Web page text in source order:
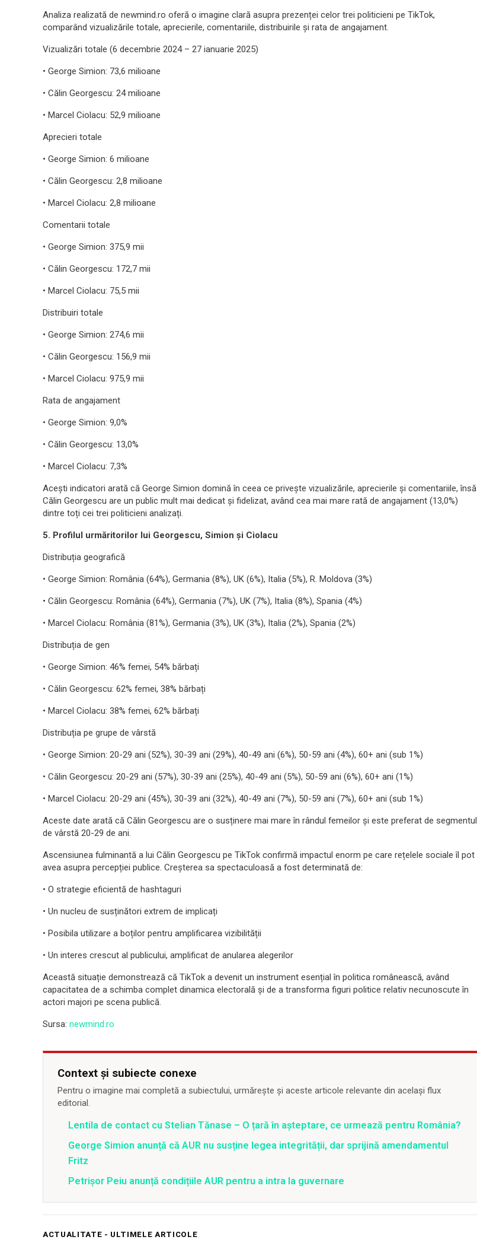
Analiza realizată de newmind.ro oferă o imagine clară asupra prezenței celor trei politicieni pe TikTok,
comparând vizualizările totale, aprecierile, comentariile, distribuirile și rata de angajament.
Vizualizări totale (6 decembrie 2024 – 27 ianuarie 2025)
• George Simion: 73,6 milioane
• Călin Georgescu: 24 milioane
• Marcel Ciolacu: 52,9 milioane
Aprecieri totale
• George Simion: 6 milioane
• Călin Georgescu: 2,8 milioane
• Marcel Ciolacu: 2,8 milioane
Comentarii totale
• George Simion: 375,9 mii
• Călin Georgescu: 172,7 mii
• Marcel Ciolacu: 75,5 mii
Distribuiri totale
• George Simion: 274,6 mii
• Călin Georgescu: 156,9 mii
• Marcel Ciolacu: 975,9 mii
Rata de angajament
• George Simion: 9,0%
• Călin Georgescu: 13,0%
• Marcel Ciolacu: 7,3%
Acești indicatori arată că George Simion domină în ceea ce privește vizualizările, aprecierile și comentariile, însă
Călin Georgescu are un public mult mai dedicat și fidelizat, având cea mai mare rată de angajament (13,0%)
dintre toți cei trei politicieni analizați.
5. Profilul urmăritorilor lui Georgescu, Simion și Ciolacu
Distribuția geografică
• George Simion: România (64%), Germania (8%), UK (6%), Italia (5%), R. Moldova (3%)
• Călin Georgescu: România (64%), Germania (7%), UK (7%), Italia (8%), Spania (4%)
• Marcel Ciolacu: România (81%), Germania (3%), UK (3%), Italia (2%), Spania (2%)
Distribuția de gen
• George Simion: 46% femei, 54% bărbați
• Călin Georgescu: 62% femei, 38% bărbați
• Marcel Ciolacu: 38% femei, 62% bărbați
Distribuția pe grupe de vârstă
• George Simion: 20-29 ani (52%), 30-39 ani (29%), 40-49 ani (6%), 50-59 ani (4%), 60+ ani (sub 1%)
• Călin Georgescu: 20-29 ani (57%), 30-39 ani (25%), 40-49 ani (5%), 50-59 ani (6%), 60+ ani (1%)
• Marcel Ciolacu: 20-29 ani (45%), 30-39 ani (32%), 40-49 ani (7%), 50-59 ani (7%), 60+ ani (sub 1%)
Aceste date arată că Călin Georgescu are o susținere mai mare în rândul femeilor și este preferat de segmentul
de vârstă 20-29 de ani.
Ascensiunea fulminantă a lui Călin Georgescu pe TikTok confirmă impactul enorm pe care rețelele sociale îl pot
avea asupra percepției publice. Creșterea sa spectaculoasă a fost determinată de:
• O strategie eficientă de hashtaguri
• Un nucleu de susținători extrem de implicați
• Posibila utilizare a boților pentru amplificarea vizibilității
• Un interes crescut al publicului, amplificat de anularea alegerilor
Această situație demonstrează că TikTok a devenit un instrument esențial în politica românească, având
capacitatea de a schimba complet dinamica electorală și de a transforma figuri politice relativ necunoscute în
actori majori pe scena publică.
Sursa: newmind.ro
Context și subiecte conexe
Pentru o imagine mai completă a subiectului, urmărește și aceste articole relevante din același flux
editorial.
Lentila de contact cu Stelian Tănase – O țară în așteptare, ce urmează pentru România?
George Simion anunță că AUR nu susține legea integrității, dar sprijină amendamentul
Fritz
Petrișor Peiu anunță condițiile AUR pentru a intra la guvernare
ACTUALITATE - ULTIMELE ARTICOLE